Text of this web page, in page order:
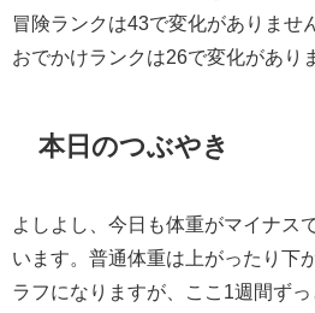
冒険ランクは43で変化がありませ
おでかけランクは26で変化があり
本日のつぶやき
よしよし、今日も体重がマイナス
います。普通体重は上がったり下
ラフになりますが、ここ1週間ず